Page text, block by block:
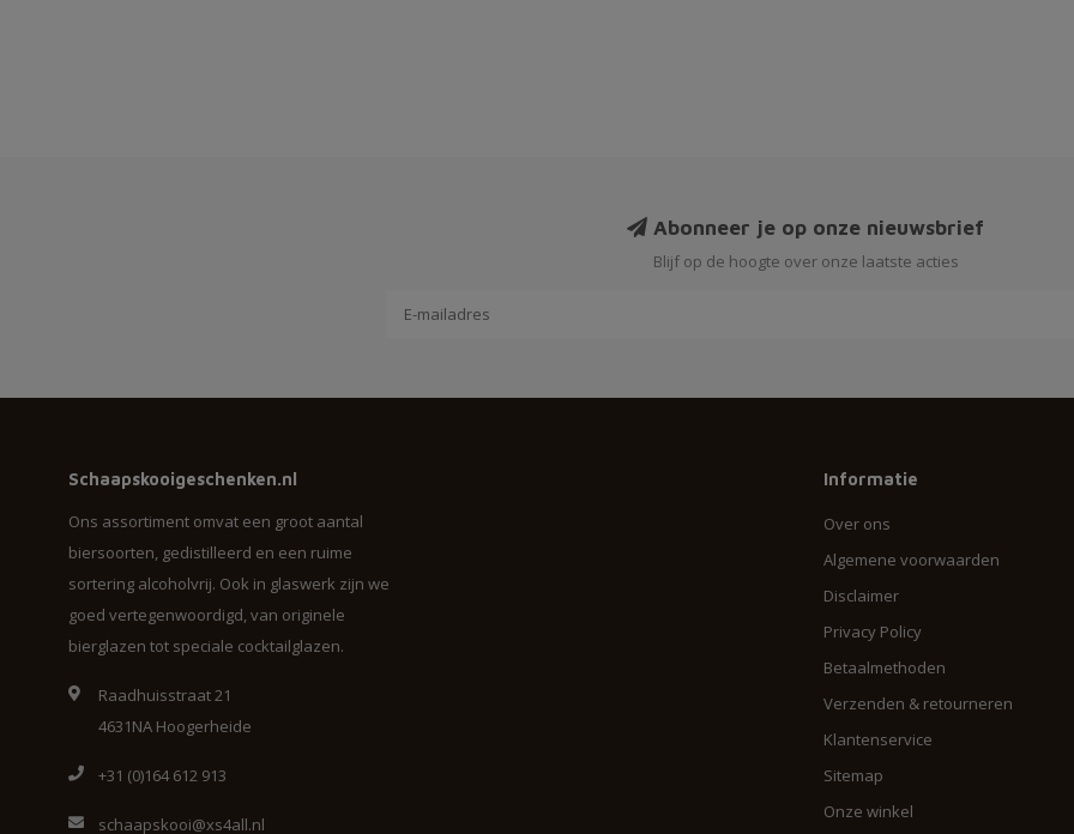
Abonneer je op onze nieuwsbrief
Blijf op de hoogte over onze laatste acties
Schaapskooigeschenken.nl
Ons assortiment omvat een groot aantal
biersoorten, gedistilleerd en een ruime
sortering alcoholvrij. Ook in glaswerk zijn we
goed vertegenwoordigd, van originele
bierglazen tot speciale cocktailglazen.
Raadhuisstraat 21
4631NA Hoogerheide
+31 (0)164 612 913
schaapskooi@xs4all.nl
Informatie
Over ons
Algemene voorwaarden
Disclaimer
Privacy Policy
Betaalmethoden
Verzenden & retourneren
Klantenservice
Sitemap
Onze winkel